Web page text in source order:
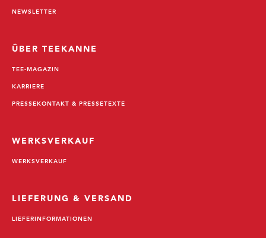
NEWSLETTER
ÜBER TEEKANNE
TEE-MAGAZIN
KARRIERE
PRESSEKONTAKT & PRESSETEXTE
WERKSVERKAUF
WERKSVERKAUF
LIEFERUNG & VERSAND
LIEFERINFORMATIONEN